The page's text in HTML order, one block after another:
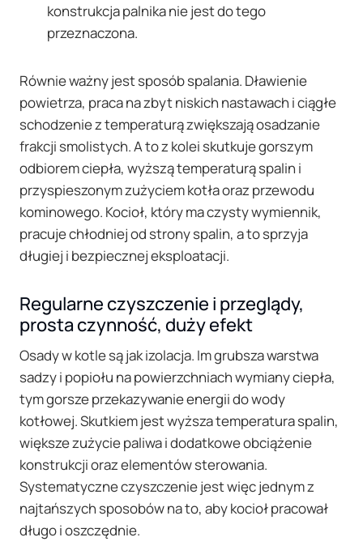
konstrukcja palnika nie jest do tego
przeznaczona.
Równie ważny jest sposób spalania. Dławienie
powietrza, praca na zbyt niskich nastawach i ciągłe
schodzenie z temperaturą zwiększają osadzanie
frakcji smolistych. A to z kolei skutkuje gorszym
odbiorem ciepła, wyższą temperaturą spalin i
przyspieszonym zużyciem kotła oraz przewodu
kominowego. Kocioł, który ma czysty wymiennik,
pracuje chłodniej od strony spalin, a to sprzyja
długiej i bezpiecznej eksploatacji.
Regularne czyszczenie i przeglądy,
prosta czynność, duży efekt
Osady w kotle są jak izolacja. Im grubsza warstwa
sadzy i popiołu na powierzchniach wymiany ciepła,
tym gorsze przekazywanie energii do wody
kotłowej. Skutkiem jest wyższa temperatura spalin,
większe zużycie paliwa i dodatkowe obciążenie
konstrukcji oraz elementów sterowania.
Systematyczne czyszczenie jest więc jednym z
najtańszych sposobów na to, aby kocioł pracował
długo i oszczędnie.